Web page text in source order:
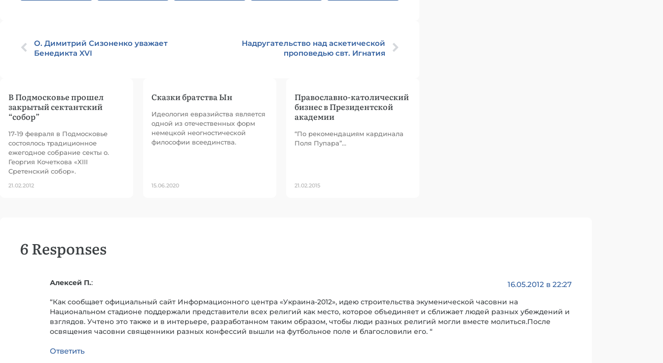
О. Димитрий Сизоненко уважает
Бенедикта XVI
Надругательство над аскетической
проповедью свт. Игнатия
В Подмосковье прошел
закрытый сектантский
“собор”
17-19 февраля в Подмосковье
состоялось традиционное
ежегодное собрание секты о.
Георгия Кочеткова «XIII
Сретенский собор».
21.02.2012
Сказки братства Ын
Идеология евразийства является
одной из отечественных форм
немецкой неогностической
философии всеединства.
15.06.2020
Православно-католический
бизнес в Президентской
академии
“По рекомендациям кардинала
Поля Пупара”…
21.02.2015
6 Responses
Алексей П.: 16.05.2012 в 22:27
“Как сообщает официальный сайт Информационного центра «Украина-2012», идею строительства экуменической часовни на
Национальном стадионе поддержали представители всех религий как место, которое объединяет и сближает людей разных убеждений и
взглядов. Учтено это также и в интерьере, разработанном таким образом, чтобы люди разных религий могли вместе молиться.После
освящения часовни священники разных конфессий вышли на футбольное поле и благословили его. “
Ответить